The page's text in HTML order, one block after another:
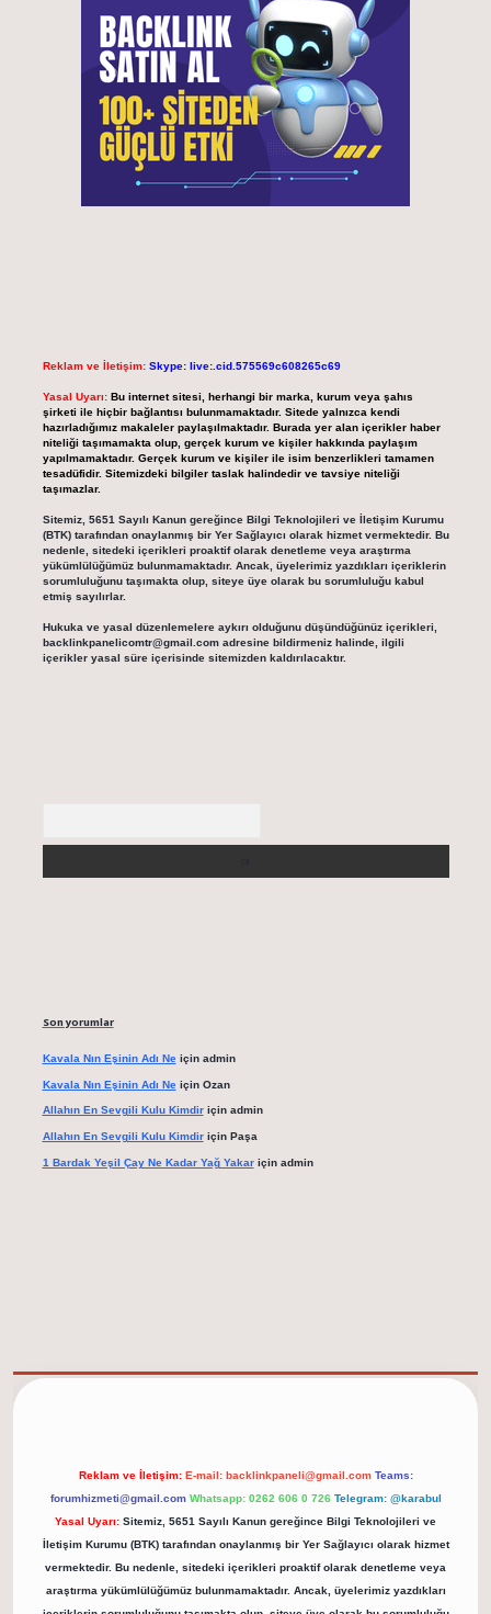
Reklam ve İletişim: Skype: live:.cid.575569c608265c69
Yasal Uyarı: Bu internet sitesi, herhangi bir marka, kurum veya şahıs
şirketi ile hiçbir bağlantısı bulunmamaktadır. Sitede yalnızca kendi
hazırladığımız makaleler paylaşılmaktadır. Burada yer alan içerikler haber
niteliği taşımamakta olup, gerçek kurum ve kişiler hakkında paylaşım
yapılmamaktadır. Gerçek kurum ve kişiler ile isim benzerlikleri tamamen
tesadüfidir. Sitemizdeki bilgiler taslak halindedir ve tavsiye niteliği
taşımazlar.
Sitemiz, 5651 Sayılı Kanun gereğince Bilgi Teknolojileri ve İletişim Kurumu
(BTK) tarafından onaylanmış bir Yer Sağlayıcı olarak hizmet vermektedir. Bu
nedenle, sitedeki içerikleri proaktif olarak denetleme veya araştırma
yükümlülüğümüz bulunmamaktadır. Ancak, üyelerimiz yazdıkları içeriklerin
sorumluluğunu taşımakta olup, siteye üye olarak bu sorumluluğu kabul
etmiş sayılırlar.
Hukuka ve yasal düzenlemelere aykırı olduğunu düşündüğünüz içerikleri,
backlinkpanelicomtr@gmail.comadresine bildirmeniz halinde, ilgili
içerikler yasal süre içerisinde sitemizden kaldırılacaktır.
Son yorumlar
Kavala Nın Eşinin Adı Neiçin admin
Kavala Nın Eşinin Adı Neiçin Ozan
Allahın En Sevgili Kulu Kimdiriçin admin
Allahın En Sevgili Kulu Kimdiriçin Paşa
1 Bardak Yeşil Çay Ne Kadar Yağ Yakariçin admin
Reklam ve İletişim: E-mail: backlinkpaneli@gmail.com Teams:
forumhizmeti@gmail.com Whatsapp: 0262 606 0 726 Telegram: @karabul
Yasal Uyarı: Sitemiz, 5651 Sayılı Kanun gereğince Bilgi Teknolojileri ve
İletişim Kurumu (BTK) tarafından onaylanmış bir Yer Sağlayıcı olarak hizmet
vermektedir. Bu nedenle, sitedeki içerikleri proaktif olarak denetleme veya
araştırma yükümlülüğümüz bulunmamaktadır. Ancak, üyelerimiz yazdıkları